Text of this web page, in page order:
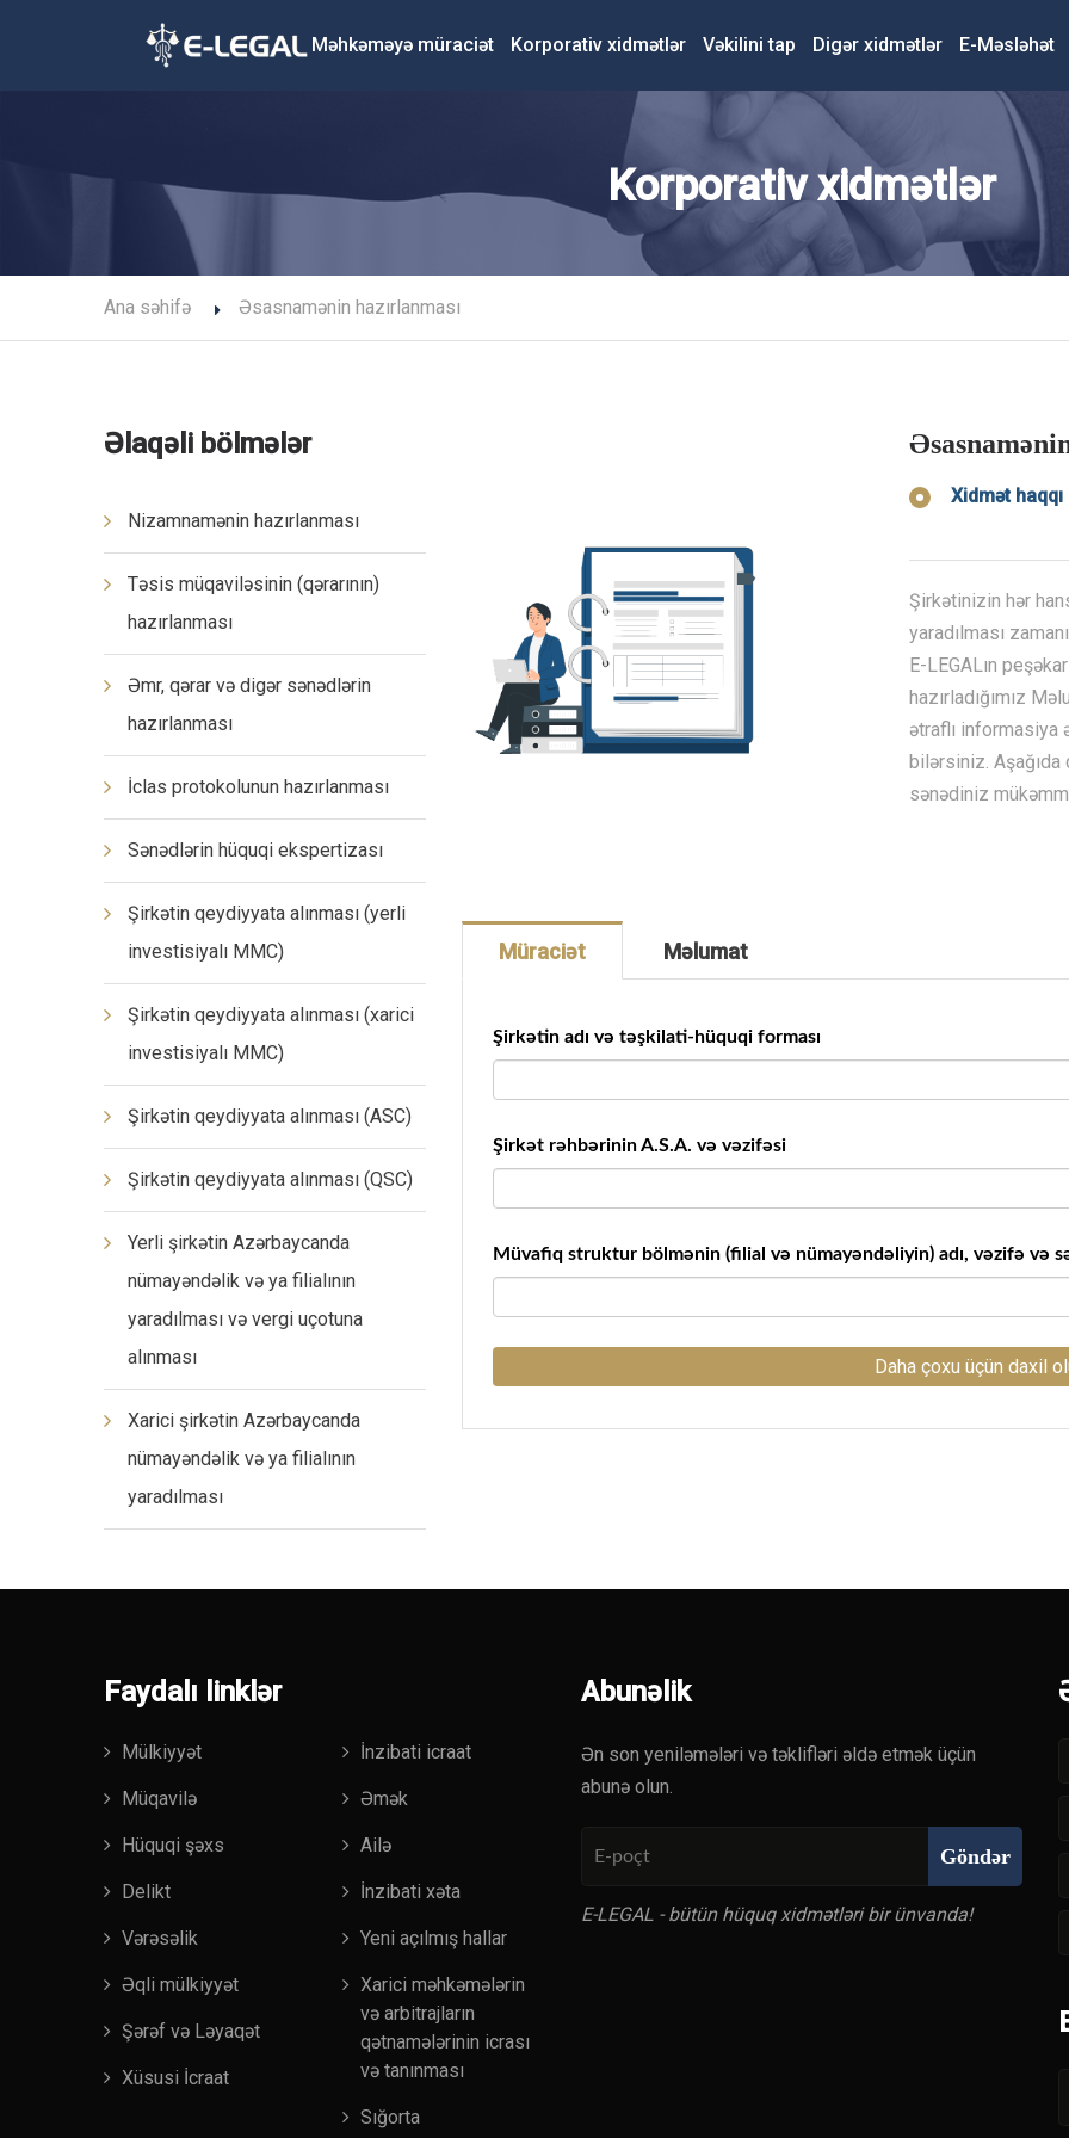
Məhkəməyə müraciət Korporativ xidmətlər Vəkilini tap Digər xidmətlər E-Məsləhət
Korporativ xidmətlər
Ana səhifə Əsasnamənin hazırlanması
Xidmət haqqı
Şirkətinizin hər
yaradılması
E-LEGALın
hazırladığımız
ətraflı informasiya
bilərsiniz.
sənədiniz
Müraciət Məlumat
Şirkətin adı və təşkilati-hüquqi forması
Şirkət rəhbərinin A.S.A. və vəzifəsi
Müvafiq struktur bölmənin (filial və nümayəndəliyin) adı, vəzifə və
Daha çoxu üçün daxil
Əlaqəli bölmələr
Nizamnamənin hazırlanması
Təsis müqaviləsinin (qərarının)
hazırlanması
Əmr, qərar və digər sənədlərin
hazırlanması
İclas protokolunun hazırlanması
Sənədlərin hüquqi ekspertizası
Şirkətin qeydiyyata alınması (yerli
investisiyalı MMC)
Şirkətin qeydiyyata alınması (xarici
investisiyalı MMC)
Şirkətin qeydiyyata alınması (ASC)
Şirkətin qeydiyyata alınması (QSC)
Yerli şirkətin Azərbaycanda
nümayəndəlik və ya filialının
yaradılması və vergi uçotuna
alınması
Xarici şirkətin Azərbaycanda
nümayəndəlik və ya filialının
yaradılması
Faydalı linklər
Mülkiyyət
Müqavilə
Hüquqi şəxs
Delikt
Vərəsəlik
Əqli mülkiyyət
Şərəf və Ləyaqət
Xüsusi İcraat
İnzibati icraat
Əmək
Ailə
İnzibati xəta
Yeni açılmış hallar
Xarici məhkəmələrin
və arbitrajların
qətnamələrinin icrası
və tanınması
Sığorta
Abunəlik
Ən son yeniləmələri və təklifləri əldə etmək üçün
abunə olun.
Göndər
E-LEGAL - bütün hüquq xidmətləri bir ünvanda!